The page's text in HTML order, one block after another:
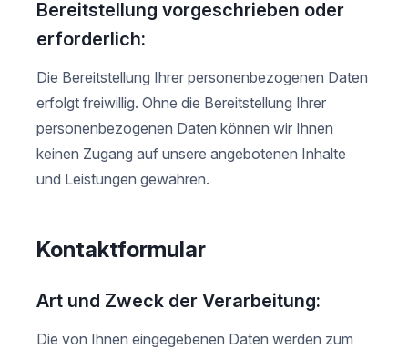
Bereitstellung vorgeschrieben oder
erforderlich:
Die Bereitstellung Ihrer personenbezogenen Daten
erfolgt freiwillig. Ohne die Bereitstellung Ihrer
personenbezogenen Daten können wir Ihnen
keinen Zugang auf unsere angebotenen Inhalte
und Leistungen gewähren.
Kontaktformular
Art und Zweck der Verarbeitung:
Die von Ihnen eingegebenen Daten werden zum